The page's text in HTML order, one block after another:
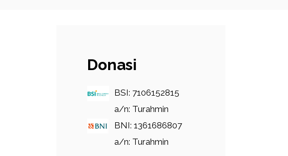
Donasi
BSI: 7106152815
a/n: Turahmin
BNI: 1361686807
a/n: Turahmin